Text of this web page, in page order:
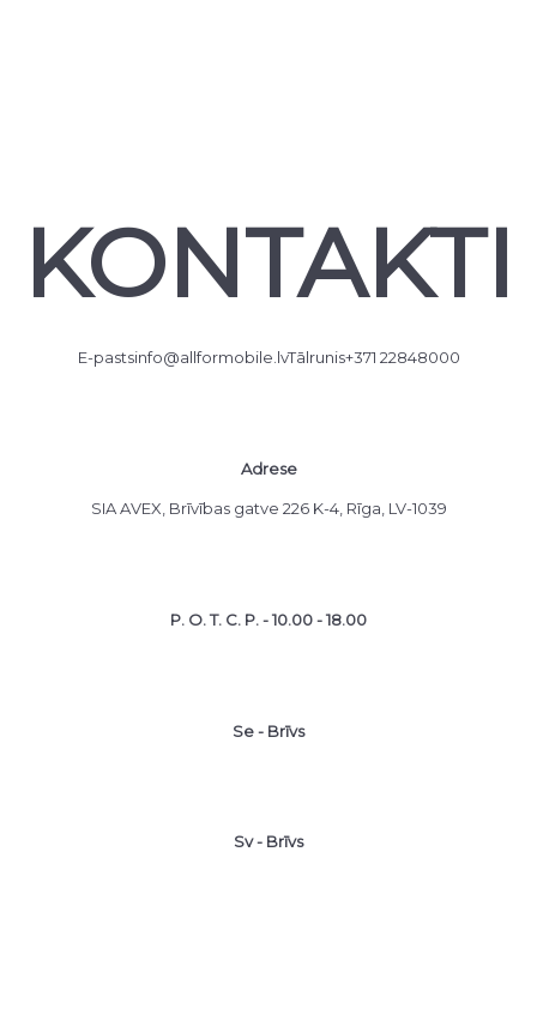
KONTAKTI
E-pastsinfo@allformobile.lvTālrunis+371 22848000
Adrese
SIA AVEX, Brīvības gatve 226 K-4, Rīga, LV-1039
P. O. T. C. P. - 10.00 - 18.00
Se - Brīvs
Sv - Brīvs